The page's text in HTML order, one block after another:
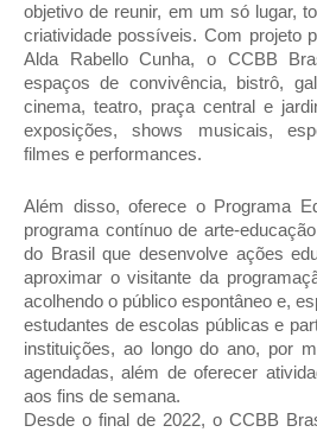
objetivo de reunir, em um só lugar,
criatividade possíveis. Com projeto
Alda Rabello Cunha, o CCBB
espaços de convivência, bistrô,
cinema, teatro, praça central e
exposições, shows musicais,
filmes e performances.
Além disso, oferece o Programa
programa contínuo de arte-
do Brasil que desenvolve ações
aproximar o visitante da
acolhendo o público espontâneo e,
estudantes de escolas públicas e
instituições, ao longo do ano, por
agendadas, além de oferecer
aos fins de semana.
Desde o final de 2022, o CCBB